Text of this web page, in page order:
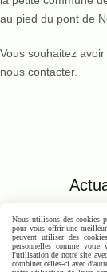
au pied du pont de
Vous souhaitez
nous contacter.
Nous utilisons des cookies
pour vous offrir une
peuvent utiliser des
personnelles comme votre
l'utilisation de notre site
combiner celles-ci avec